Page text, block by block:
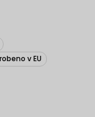
v EU